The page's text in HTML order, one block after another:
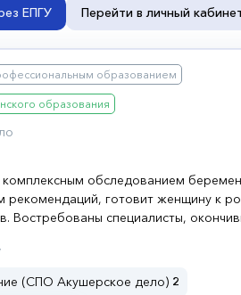
ЕПГУ Перейти в личный
образованием
образования
комплексным обследованием
рекомендаций, готовит женщину к
Востребованы специалисты,
с акушерским
фельдшеров
(СПО Акушерское дело) 2